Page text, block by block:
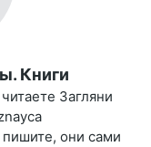
Книги
Загляни
пишите, они сами